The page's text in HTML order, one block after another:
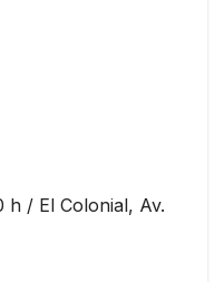
h / El Colonial, Av.